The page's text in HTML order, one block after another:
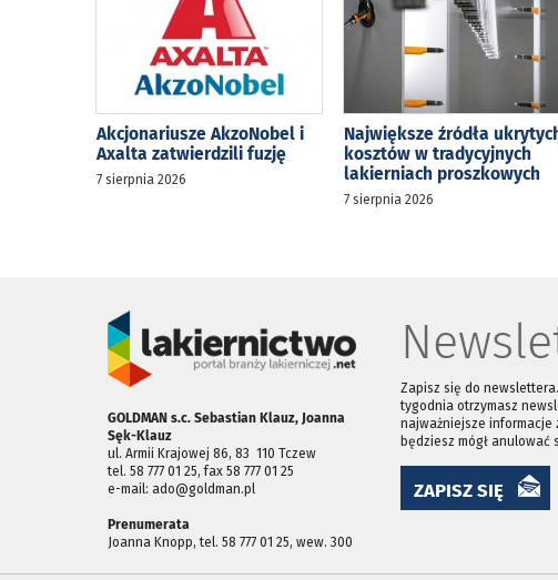
Akcjonariusze AkzoNobel i
Axalta zatwierdzili fuzję
7 sierpnia 2026
Największe źródła
kosztów w tradycyjnych
lakierniach proszkowych
7 sierpnia 2026
GOLDMAN s.c. Sebastian Klauz, Joanna
Sęk-Klauz
ul. Armii Krajowej 86, 83 ­ 110 Tczew
tel. 58 777 01 25, fax 58 777 01 25
e-mail: ado@goldman.pl
Prenumerata
Joanna Knopp, tel. 58 777 01 25, wew. 300
Zapisz się do
tygodnia otrzymasz
najważniejsze informacje
będziesz mógł anulować
ZAPISZ SIĘ